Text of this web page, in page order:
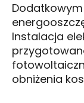
Instalacja
obniżenia